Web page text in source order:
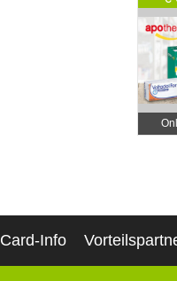
Card-Info